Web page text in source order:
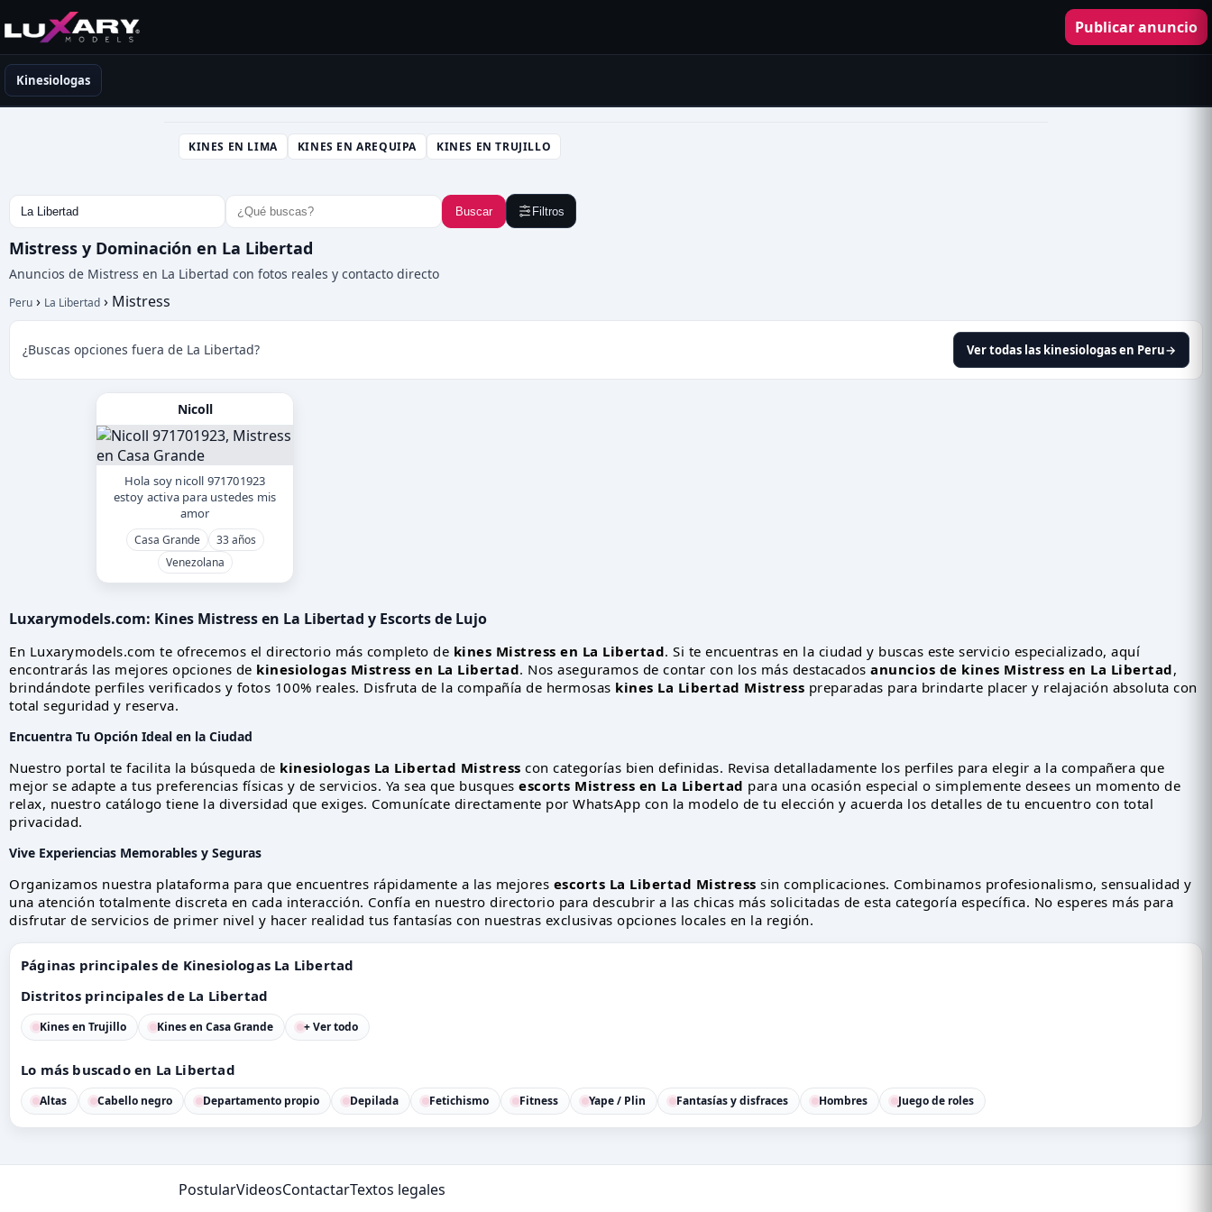
Kinesiólogas en Perú
Publicar anuncio
Kinesiologas
KINES EN LIMA KINES EN AREQUIPA KINES EN TRUJILLO
Buscar Filtros
Mistress y Dominación en La Libertad
Anuncios de Mistress en La Libertad con fotos reales y contacto directo
Peru › La Libertad › Mistress
¿Buscas opciones fuera de La Libertad? Ver todas las kinesiologas en Peru→
Nicoll
Hola soy nicoll 971701923
estoy activa para ustedes mis
amor
Casa Grande
33 años
Venezolana
Luxarymodels.com: Kines Mistress en La Libertad y Escorts de Lujo
En Luxarymodels.com te ofrecemos el directorio más completo de kines Mistress en La Libertad. Si te encuentras en la ciudad y buscas este servicio especializado, aquí
encontrarás las mejores opciones de kinesiologas Mistress en La Libertad. Nos aseguramos de contar con los más destacados anuncios de kines Mistress en La Libertad,
brindándote perfiles verificados y fotos 100% reales. Disfruta de la compañía de hermosas kines La Libertad Mistress preparadas para brindarte placer y relajación absoluta con
total seguridad y reserva.
Encuentra Tu Opción Ideal en la Ciudad
Nuestro portal te facilita la búsqueda de kinesiologas La Libertad Mistress con categorías bien definidas. Revisa detalladamente los perfiles para elegir a la compañera que
mejor se adapte a tus preferencias físicas y de servicios. Ya sea que busques escorts Mistress en La Libertad para una ocasión especial o simplemente desees un momento de
relax, nuestro catálogo tiene la diversidad que exiges. Comunícate directamente por WhatsApp con la modelo de tu elección y acuerda los detalles de tu encuentro con total
privacidad.
Vive Experiencias Memorables y Seguras
Organizamos nuestra plataforma para que encuentres rápidamente a las mejores escorts La Libertad Mistress sin complicaciones. Combinamos profesionalismo, sensualidad y
una atención totalmente discreta en cada interacción. Confía en nuestro directorio para descubrir a las chicas más solicitadas de esta categoría específica. No esperes más para
disfrutar de servicios de primer nivel y hacer realidad tus fantasías con nuestras exclusivas opciones locales en la región.
Páginas principales de Kinesiologas La Libertad
Distritos principales de La Libertad
Kines en Trujillo Kines en Casa Grande + Ver todo
Lo más buscado en La Libertad
Altas Cabello negro Departamento propio Depilada Fetichismo Fitness Yape / Plin Fantasías y disfraces Hombres Juego de roles
PostularVideosContactarTextos legales